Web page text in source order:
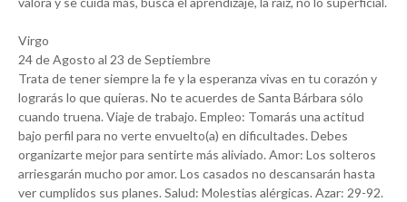
Virgo
24 de Agosto al 23 de Septiembre
Trata de tener siempre la fe y la esperanza vivas en tu corazón y
lograrás lo que quieras. No te acuerdes de Santa Bárbara sólo
cuando truena. Viaje de trabajo. Empleo: Tomarás una actitud
bajo perfil para no verte envuelto(a) en dificultades. Debes
organizarte mejor para sentirte más aliviado. Amor: Los solteros
arriesgarán mucho por amor. Los casados no descansarán hasta
ver cumplidos sus planes. Salud: Molestias alérgicas. Azar: 29-92.